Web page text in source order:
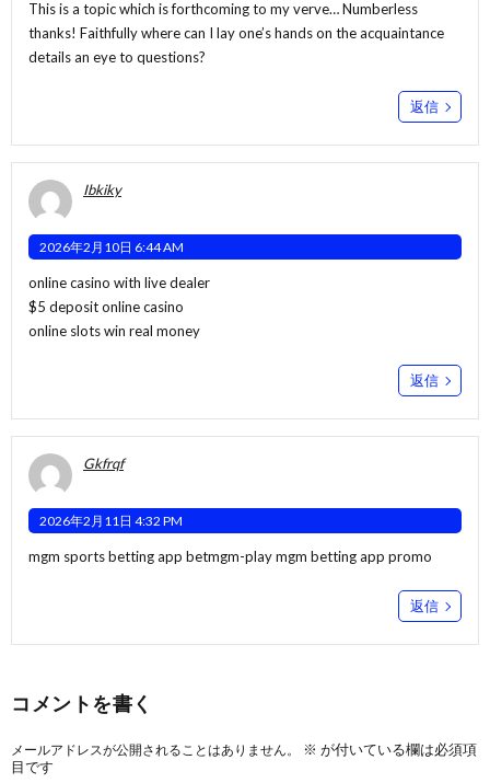
This is a topic which is forthcoming to my verve… Numberless
thanks! Faithfully where can I lay one’s hands on the acquaintance
details an eye to questions?
返信
Ibkiky
2026年2月10日 6:44 AM
online casino with live dealer
$5 deposit online casino
online slots win real money
返信
Gkfrqf
2026年2月11日 4:32 PM
mgm sports betting app betmgm-playmgm betting app promo
返信
コメントを書く
メールアドレスが公開されることはありません。 ※ が付いている欄は必須項
目です